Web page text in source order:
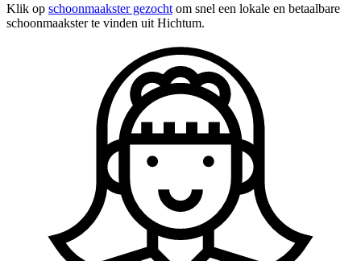
Klik op schoonmaakster gezocht om snel een lokale en betaalbare
schoonmaakster te vinden uit Hichtum.